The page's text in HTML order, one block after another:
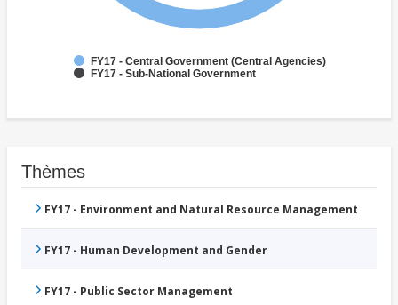
FY17 - Central Government (Central Agencies)
FY17 - Sub-National Government
Thèmes
FY17 - Environment and Natural Resource Management
FY17 - Human Development and Gender
FY17 - Public Sector Management